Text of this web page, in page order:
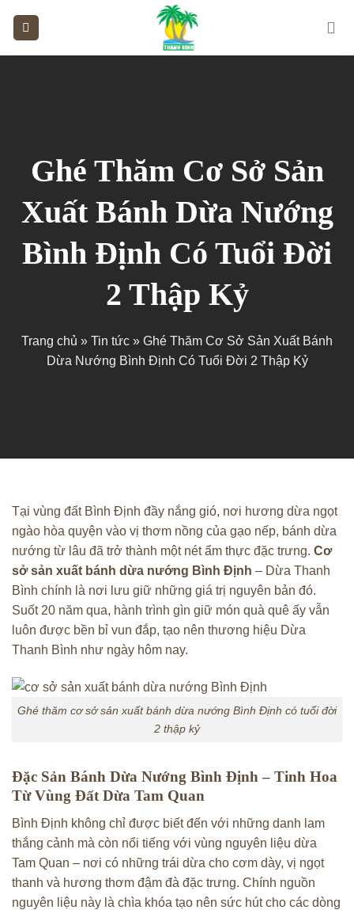
Ghé Thăm Cơ Sở Sản
Xuất Bánh Dừa Nướng
Bình Định Có Tuổi Đời
2 Thập Kỷ
Trang chủ » Tin tức » Ghé Thăm Cơ Sở Sản Xuất Bánh
Dừa Nướng Bình Định Có Tuổi Đời 2 Thập Kỷ
Tại vùng đất Bình Định đầy nắng gió, nơi hương dừa ngọt
ngào hòa quyện vào vị thơm nồng của gạo nếp, bánh dừa
nướng từ lâu đã trở thành một nét ẩm thực đặc trưng. Cơ
sở sản xuất bánh dừa nướng Bình Định – Dừa Thanh
Bình chính là nơi lưu giữ những giá trị nguyên bản đó.
Suốt 20 năm qua, hành trình gìn giữ món quà quê ấy vẫn
luôn được bền bỉ vun đắp, tạo nên thương hiệu Dừa
Thanh Bình như ngày hôm nay.
Ghé thăm cơ sở sản xuất bánh dừa nướng Bình Định có tuổi đời
2 thập kỷ
Đặc Sản Bánh Dừa Nướng Bình Định – Tinh Hoa
Từ Vùng Đất Dừa Tam Quan
Bình Định không chỉ được biết đến với những danh lam
thắng cảnh mà còn nổi tiếng với vùng nguyên liệu dừa
Tam Quan – nơi có những trái dừa cho cơm dày, vị ngọt
thanh và hương thơm đậm đà đặc trưng. Chính nguồn
nguyên liệu này là chìa khóa tạo nên sức hút cho các dòng